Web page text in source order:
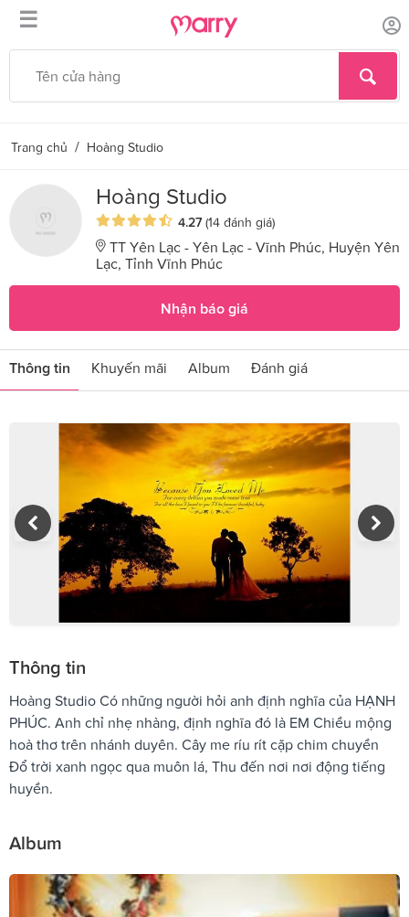
☰
Trang chủ / Hoàng Studio
Hoàng Studio
4.27 (14 đánh giá)
TT Yên Lạc - Yên Lạc - Vĩnh Phúc, Huyện Yên
Lạc, Tỉnh Vĩnh Phúc
Nhận báo giá
Thông tin Khuyến mãi Album Đánh giá
Thông tin
Hoàng Studio Có những người hỏi anh định nghĩa của HẠNH
PHÚC. Anh chỉ nhẹ nhàng, định nghĩa đó là EM Chiều mộng
hoà thơ trên nhánh duyên. Cây me ríu rít cặp chim chuyền
Đổ trời xanh ngọc qua muôn lá, Thu đến nơi nơi động tiếng
huyền.
Album